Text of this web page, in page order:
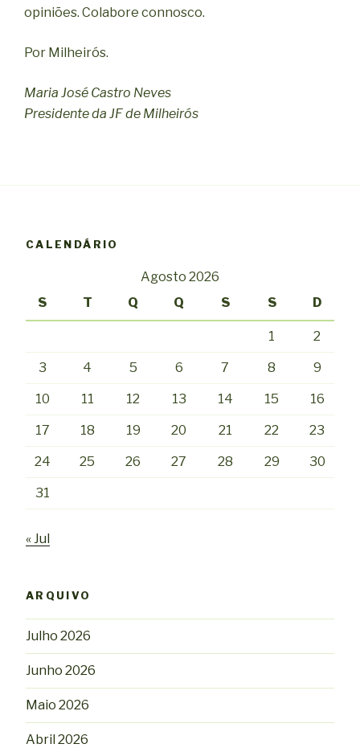
opiniões. Colabore connosco.
Por Milheirós.
Maria José Castro Neves
Presidente da JF de Milheirós
CALENDÁRIO
Agosto 2026
S
T Q Q S S D
1 2
3 4 5 6 7 8 9
10 11 12 13 14 15 16
17 18 19 20 21 22 23
24 25 26 27 28 29 30
31
« Jul
ARQUIVO
Julho 2026
Junho 2026
Maio 2026
Abril 2026